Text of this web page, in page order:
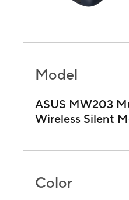
Model
ASUS MW203
Wireless Silent
Color